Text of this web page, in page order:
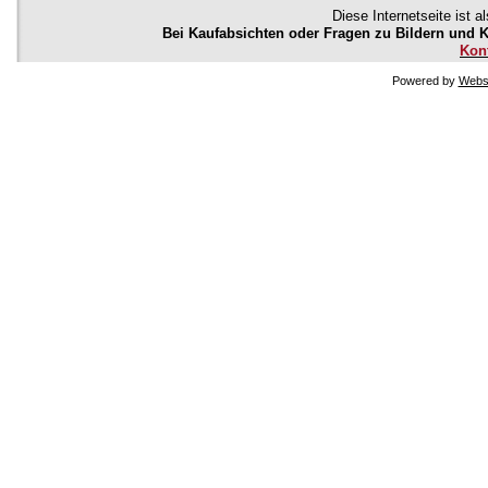
Diese Internetseite ist
Bei Kaufabsichten oder Fragen zu Bildern
Powered by